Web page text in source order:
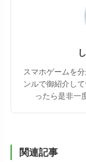
スマホゲームを
ンルで御紹介し
ったら是非一
関連記事